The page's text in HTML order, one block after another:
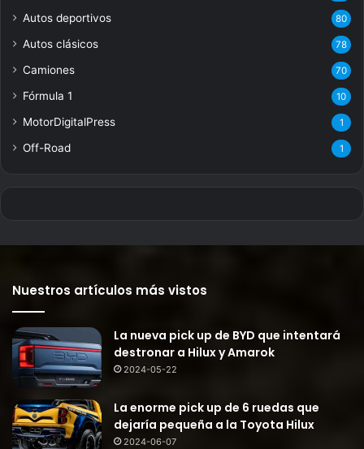
Autos deportivos 80
Autos clásicos 78
Camiones 70
Fórmula 1 10
MotorDigitalPress 1
Off-Road 1
Nuestros artículos más vistos
La nueva pick up de BYD que intentará
destronar a Hilux y Amarok
2024-05-22
La enorme pick up de 6 ruedas que
dejaría pequeña a la Toyota Hilux
2024-06-07